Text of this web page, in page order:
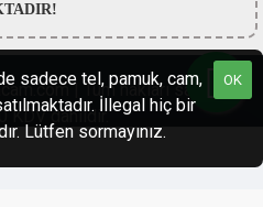
| Tüm hakları saklıdır.
KDV dahildir.
OK
sadece tel, pamuk, cam,
İllegal hiç bir
Lütfen sormayınız.